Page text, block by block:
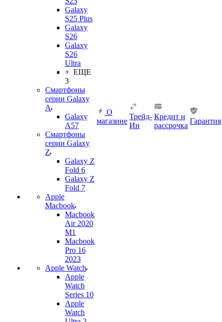
Galaxy
S25 Plus
Galaxy
S26
Galaxy
S26
Ultra
+ ЕЩЕ
3
Смартфоны
серии Galaxy
A
Galaxy
A57
Смартфоны
серии Galaxy
Z
Galaxy Z
Fold 6
Galaxy Z
Fold 7
Apple
Macbook
Macbook
Air 2020
M1
Macbook
Pro 16
2023
Apple Watch
Apple
Watch
Series 10
Apple
Watch
О
магазине
Трейд-
Ин
Кредит и
рассрочка
Гарантия